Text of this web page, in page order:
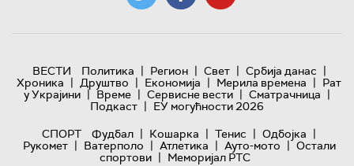
ВЕСТИ Политика | Регион | Свет | Србија данас |
Хроника | Друштво | Економија | Мерила времена | Рат
у Украјини | Време | Сервисне вести | Сматрачница |
Подкаст | ЕУ могућности 2026
СПОРТ
Фудбал | Кошарка | Тенис | Одбојка |
Рукомет | Ватерполо | Атлетика | Ауто-мото | Остали
спортови | Меморијал РТС